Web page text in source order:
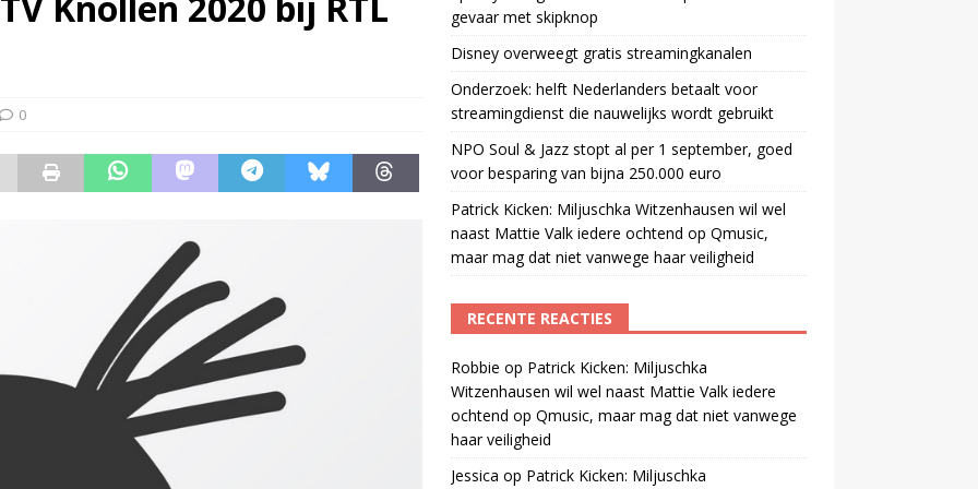
veiligheid
podcasts in gevaar met skipknop
0
gevaar met skipknop
Disney overweegt gratis streamingkanalen
Onderzoek: helft Nederlanders betaalt voor
streamingdienst die nauwelijks wordt gebruikt
NPO Soul & Jazz stopt al per 1 september, goed
voor besparing van bijna 250.000 euro
Patrick Kicken: Miljuschka Witzenhausen wil wel
naast Mattie Valk iedere ochtend op Qmusic,
maar mag dat niet vanwege haar veiligheid
RECENTE REACTIES
Robbie op Patrick Kicken: Miljuschka
Witzenhausen wil wel naast Mattie Valk iedere
ochtend op Qmusic, maar mag dat niet vanwege
haar veiligheid
Jessica op Patrick Kicken: Miljuschka